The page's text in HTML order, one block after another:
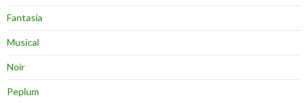
Fantasia
Musical
Noir
Peplum